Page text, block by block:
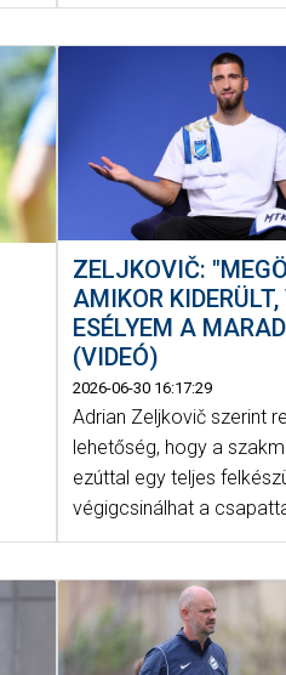
ZELJKOVIČ:
AMIKOR
ESÉLYEM A
(VIDEÓ)
2026-06-30 16:17:29
Adrian Zeljkovič szerint
lehetőség, hogy a
ezúttal egy teljes
végigcsinálhat a